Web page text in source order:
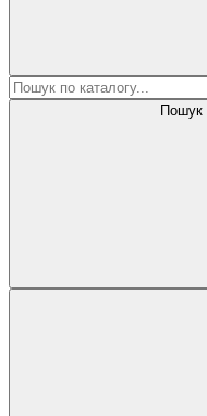
Пошук